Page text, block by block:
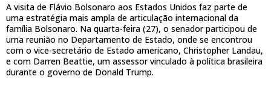
A visita de Flávio Bolsonaro aos Estados Unidos faz parte de
uma estratégia mais ampla de articulação internacional da
família Bolsonaro. Na quarta-feira (27), o senador participou de
uma reunião no Departamento de Estado, onde se encontrou
com o vice-secretário de Estado americano, Christopher Landau,
e com Darren Beattie, um assessor vinculado à política brasileira
durante o governo de Donald Trump.